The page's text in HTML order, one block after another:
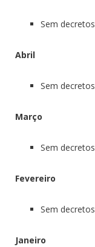
Sem decretos
Abril
Sem decretos
Março
Sem decretos
Fevereiro
Sem decretos
Janeiro